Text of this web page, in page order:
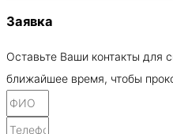
Заявка
Оставьте Ваши контакты для
ближайшее время, чтобы